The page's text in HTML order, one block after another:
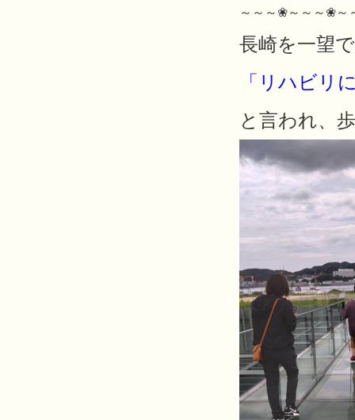
～～～❀～～～❀
長崎を一望
「リハビリ
と言われ、